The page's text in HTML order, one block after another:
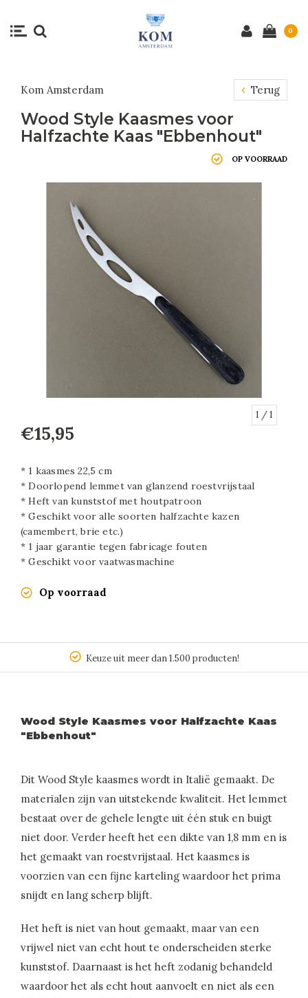
0
Kom Amsterdam Terug
Wood Style Kaasmes voor
Halfzachte Kaas "Ebbenhout"
OP VOORRAAD
1 / 1
€15,95
* 1 kaasmes 22,5 cm
* Doorlopend lemmet van glanzend roestvrijstaal
* Heft van kunststof met houtpatroon
* Geschikt voor alle soorten halfzachte kazen
(camembert, brie etc.)
* 1 jaar garantie tegen fabricage fouten
* Geschikt voor vaatwasmachine
Op voorraad
Keuze uit meer dan 1.500 producten!
Wood Style Kaasmes voor Halfzachte Kaas
"Ebbenhout"
Dit Wood Style kaasmes wordt in Italië gemaakt. De
materialen zijn van uitstekende kwaliteit. Het lemmet
bestaat over de gehele lengte uit één stuk en buigt
niet door. Verder heeft het een dikte van 1,8 mm en is
het gemaakt van roestvrijstaal. Het kaasmes is
voorzien van een fijne karteling waardoor het prima
snijdt en lang scherp blijft.
Het heft is niet van hout gemaakt, maar van een
vrijwel niet van echt hout te onderscheiden sterke
kunststof. Daarnaast is het heft zodanig behandeld
waardoor het als echt hout aanvoelt en niet als een